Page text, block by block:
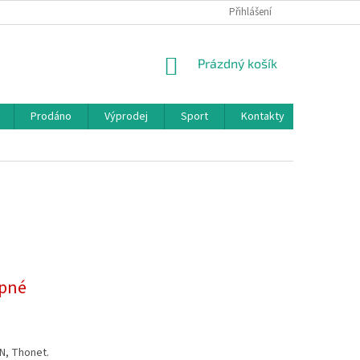
Přihlášení
NÁKUPNÍ
Prázdný košík
Prodáno Výprodej Sport
Kontakty
Thonet.